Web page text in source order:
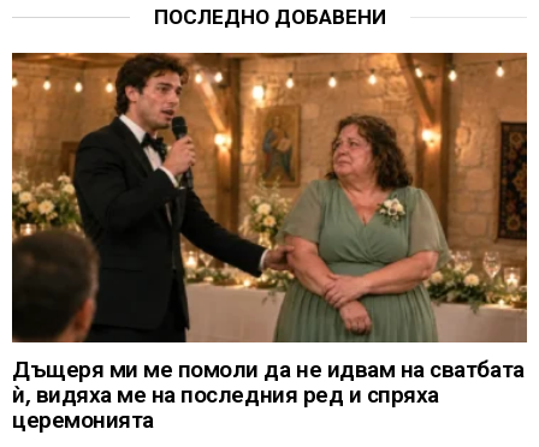
ПОСЛЕДНО ДОБАВЕНИ
Дъщеря ми ме помоли да не идвам на сватбата
ѝ, видяха ме на последния ред и спряха
церемонията